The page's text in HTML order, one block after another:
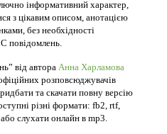
інформативний характер,
з цікавим описом, анотацією
без необхідності
повідомлень.
від автора Анна Харламова
розповсюджувачів
та скачати повну версію
різні формати: fb2, rtf,
слухати онлайн в mp3.